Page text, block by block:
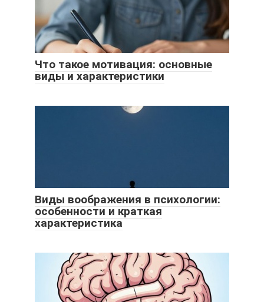
Что такое мотивация: основные
виды и характеристики
Виды воображения в психологии:
особенности и краткая
характеристика